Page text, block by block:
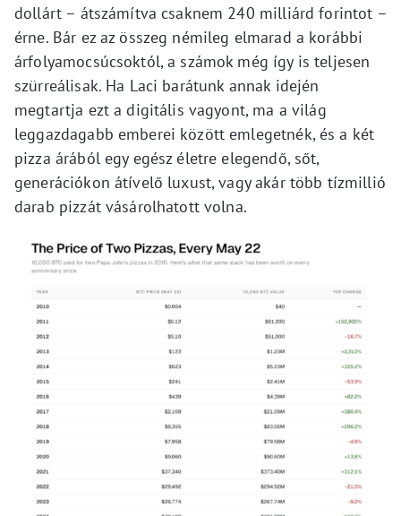
dollárt – átszámítva csaknem 240 milliárd forintot –
érne. Bár ez az összeg némileg elmarad a korábbi
árfolyamocsúcsoktól, a számok még így is teljesen
szürreálisak. Ha Laci barátunk annak idején
megtartja ezt a digitális vagyont, ma a világ
leggazdagabb emberei között emlegetnék, és a két
pizza árából egy egész életre elegendő, sőt,
generációkon átívelő luxust, vagy akár több tízmillió
darab pizzát vásárolhatott volna.